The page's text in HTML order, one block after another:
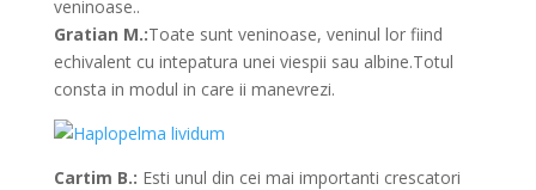
veninoase..
Gratian M.:Toate sunt veninoase, veninul lor fiind
echivalent cu intepatura unei viespii sau albine.Totul
consta in modul in care ii manevrezi.
Cartim B.: Esti unul din cei mai importanti crescatori